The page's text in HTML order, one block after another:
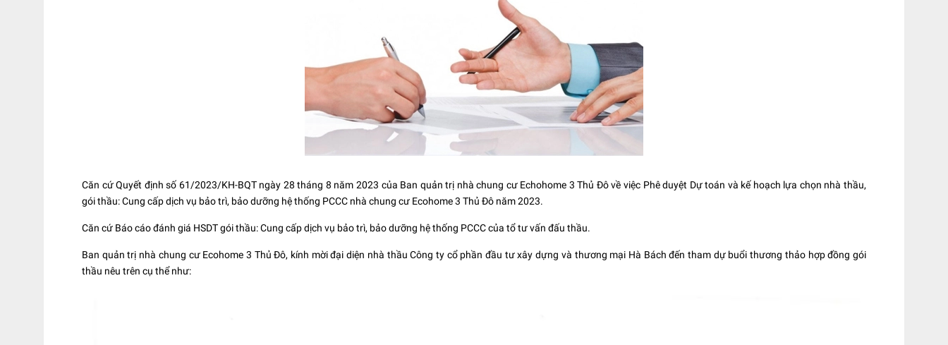
Căn cứ Quyết định số 61/2023/KH-BQT ngày 28 tháng 8 năm 2023 của Ban quản trị nhà chung cư Echohome 3 Thủ Đô về việc Phê duyệt Dự toán và kế hoạch lựa chọn nhà thầu,
gói thầu: Cung cấp dịch vụ bảo trì, bảo dưỡng hệ thống PCCC nhà chung cư Ecohome 3 Thủ Đô năm 2023.
Căn cứ Báo cáo đánh giá HSDT gói thầu: Cung cấp dịch vụ bảo trì, bảo dưỡng hệ thống PCCC của tổ tư vấn đấu thầu.
Ban quản trị nhà chung cư Ecohome 3 Thủ Đô, kính mời đại diện nhà thầu Công ty cổ phần đầu tư xây dựng và thương mại Hà Bách đến tham dự buổi thương thảo hợp đồng gói
thầu nêu trên cụ thể như: